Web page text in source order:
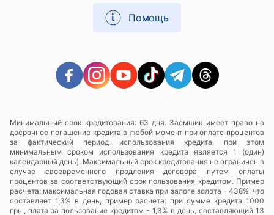
Помощь
Минимальный срок кредитования: 63 дня. Заемщик имеет право на
досрочное погашение кредита в любой момент при оплате процентов
за фактический период использования кредита, при этом
минимальным сроком использования кредита является 1 (один)
календарный день). Максимальный срок кредитования не ограничен в
случае своевременного продления договора путем оплаты
процентов за соответствующий срок пользования кредитом. Пример
расчета: максимальная годовая ставка при залоге золота - 438%, что
составляет 1,3% в день, пример расчета: при сумме кредита 1000
грн., плата за пользование кредитом - 1,3% в день, составляющий 13